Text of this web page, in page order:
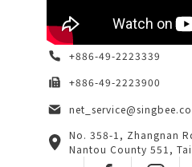
+886-49-2223339
+886-49-2223900
No. 358-1, Zhangnan
Nantou County 551,